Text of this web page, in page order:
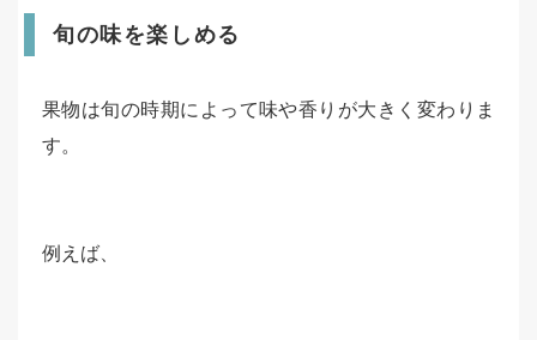
旬の味を楽しめる
果物は旬の時期によって味や香りが大きく変わりま
す。
例えば、